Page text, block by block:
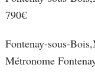
790€
Fontenay-sous-
Métronome